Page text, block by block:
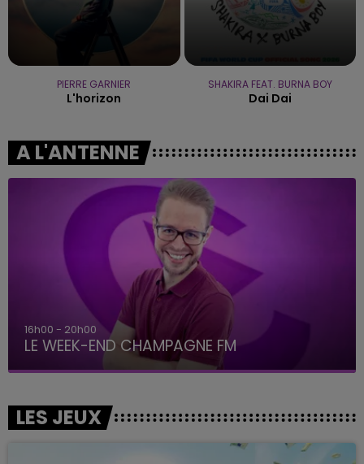
PIERRE GARNIER
L'horizon
SHAKIRA FEAT. BURNA BOY
Dai Dai
A L'ANTENNE
16h00 - 20h00
LE WEEK-END CHAMPAGNE FM
LES JEUX